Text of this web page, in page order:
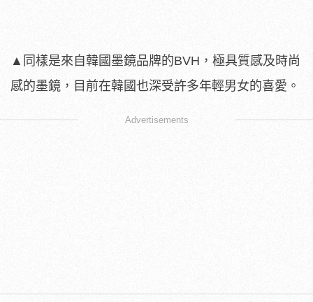
▲同樣是來自韓國墨鏡品牌的BVH，極具質感及時尚
感的墨鏡，目前在韓國也深受許多年輕男女的喜愛。
Advertisements